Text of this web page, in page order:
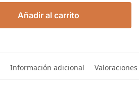
Añadir al carrito
Información adicional Valoraciones